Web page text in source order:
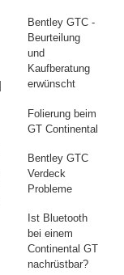
Bentley GTC -
Beurteilung
und
Kaufberatung
erwünscht
Folierung beim
GT Continental
Bentley GTC
Verdeck
Probleme
Ist Bluetooth
bei einem
Continental GT
nachrüstbar?